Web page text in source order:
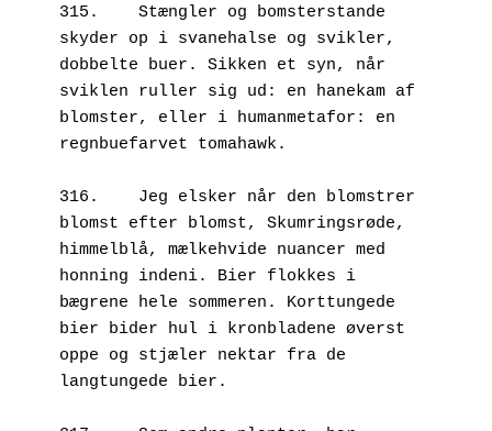
315.	Stængler og bomsterstande
skyder op i svanehalse og svikler,
dobbelte buer. Sikken et syn, når
sviklen ruller sig ud: en hanekam af
blomster, eller i humanmetafor: en
regnbuefarvet tomahawk.
316.	Jeg elsker når den blomstrer
blomst efter blomst, Skumringsrøde,
himmelblå, mælkehvide nuancer med
honning indeni. Bier flokkes i
bægrene hele sommeren. Korttungede
bier bider hul i kronbladene øverst
oppe og stjæler nektar fra de
langtungede bier.